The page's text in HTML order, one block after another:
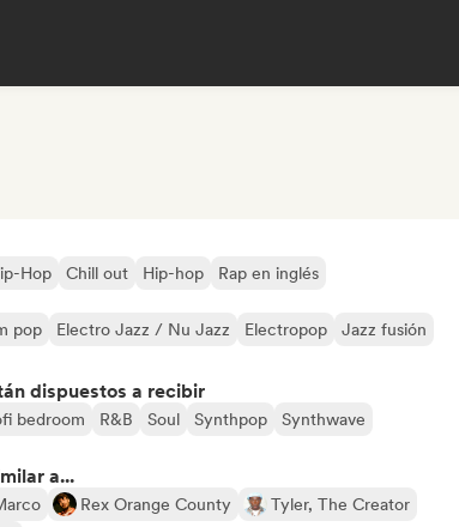
Hop Chill out Hip-hop Rap en inglés
pop Electro Jazz / Nu Jazz Electropop
Jazz fusión
dispuestos a recibir
bedroom R&B Soul Synthpop Synthwave
a...
Rex Orange County
Tyler, The Creator